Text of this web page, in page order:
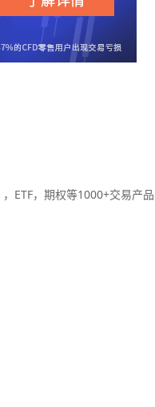
ETF，期权等1000+交易产品